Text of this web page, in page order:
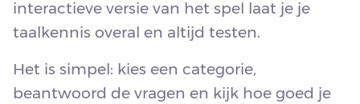
interactieve versie van het spel laat je je
taalkennis overal en altijd testen.
Het is simpel: kies een categorie,
beantwoord de vragen en kijk hoe goed je